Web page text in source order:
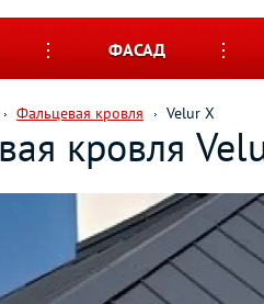
ФАСАД
Фальцевая кровля Velur X
кровля